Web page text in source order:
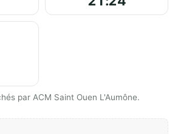
par ACM Saint Ouen L'Aumône.